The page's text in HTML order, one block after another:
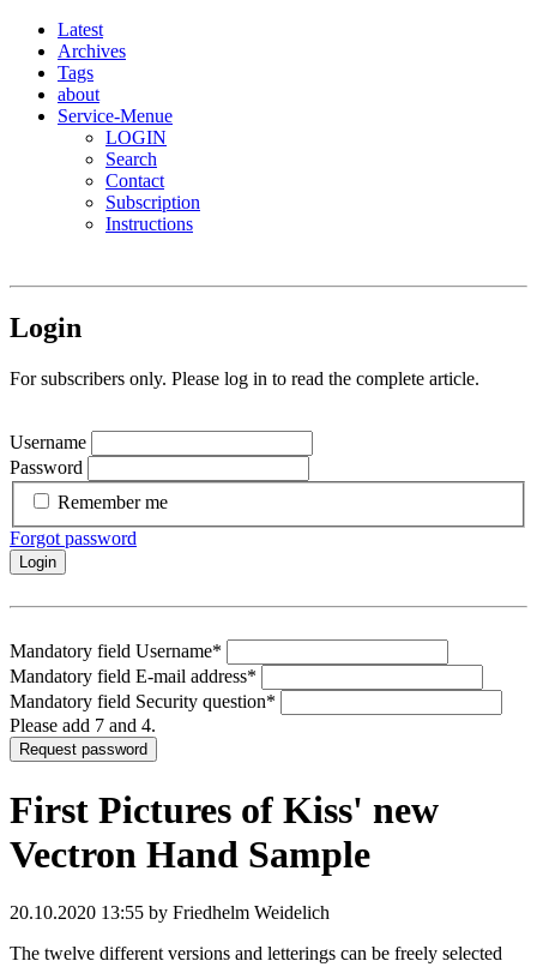
Latest
Archives
Tags
about
Service-Menue
LOGIN
Search
Contact
Subscription
Instructions
Login
For subscribers only. Please log in to read the complete article.
Username
Password
Remember me
Forgot password
Login
Mandatory field Username*
Mandatory field E-mail address*
Mandatory field Security question*
Please add 7 and 4.
Request password
First Pictures of Kiss' new
Vectron Hand Sample
20.10.2020 13:55 by Friedhelm Weidelich
The twelve different versions and letterings can be freely selected